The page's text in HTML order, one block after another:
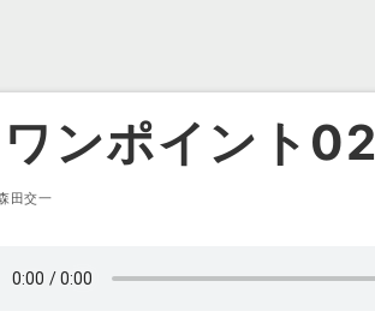
ワンポイント02
田交一